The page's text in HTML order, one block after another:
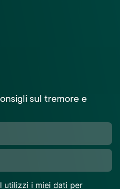
sul tremore e
utilizzi i miei dati per